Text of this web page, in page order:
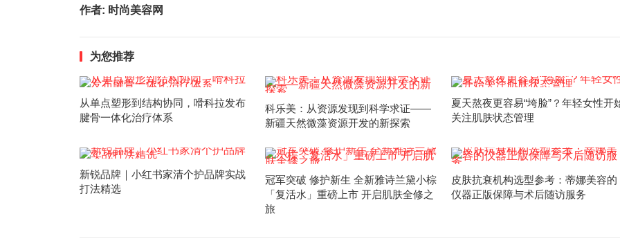
作者: 时尚美容网
为您推荐
从单点塑形到结构协同，嗗科拉发布
腱骨一体化治疗体系
科乐美：从资源发现到科学求证——
新疆天然微藻资源开发的新探索
夏天熬夜更容易“垮脸”？年轻女性开
关注肌肤状态管理
新锐品牌｜小红书家清个护品牌实战
打法精选
冠军突破 修护新生 全新雅诗兰黛小棕
「复活水」重磅上市 开启肌肤全修之
旅
皮肤抗衰机构选型参考：蒂娜美容的
仪器正版保障与术后随访服务